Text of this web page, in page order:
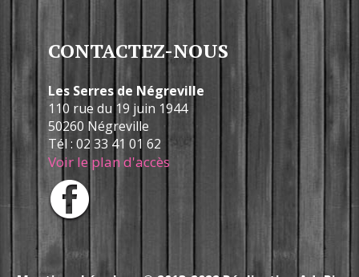
CONTACTEZ-NOUS
Les Serres de Négreville
110 rue du 19 juin 1944
50260 Négreville
Tél : 02 33 41 01 62
Voir le plan d'accès